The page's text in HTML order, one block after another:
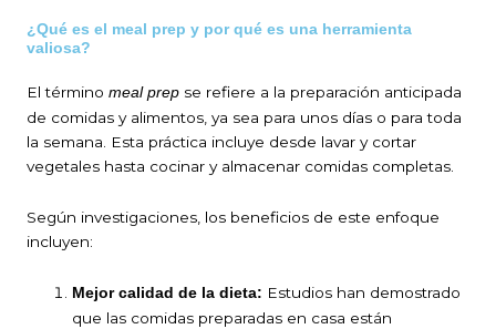
¿Qué es el meal prep y por qué es una herramienta
valiosa?
El término meal prep se refiere a la preparación anticipada
de comidas y alimentos, ya sea para unos días o para toda
la semana. Esta práctica incluye desde lavar y cortar
vegetales hasta cocinar y almacenar comidas completas.
Según investigaciones, los beneficios de este enfoque
incluyen:
Mejor calidad de la dieta: Estudios han demostrado
que las comidas preparadas en casa están